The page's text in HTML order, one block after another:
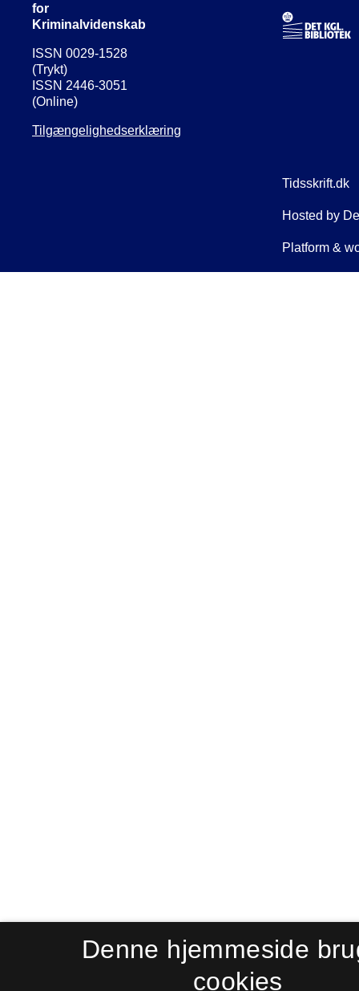
for
Kriminalvidenskab
ISSN 0029-1528
(Trykt)
ISSN 2446-3051
(Online)
Tilgængelighedserklæring
Denne hjemmeside
cookies